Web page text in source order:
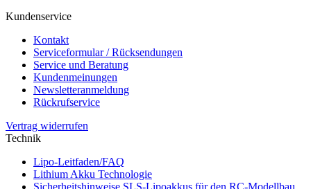
Kundenservice
Kontakt
Serviceformular / Rücksendungen
Service und Beratung
Kundenmeinungen
Newsletteranmeldung
Rückrufservice
Vertrag widerrufen
Technik
Lipo-Leitfaden/FAQ
Lithium Akku Technologie